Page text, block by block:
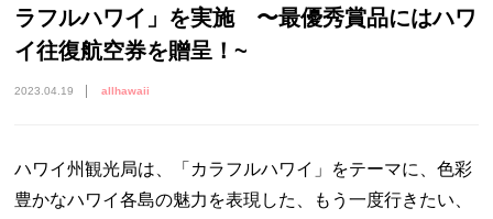
ラフルハワイ」を実施 〜最優秀賞品にはハワ
イ往復航空券を贈呈！~
2023.04.19 allhawaii
ハワイ州観光局は、「カラフルハワイ」をテーマに、色彩
豊かなハワイ各島の魅力を表現した、もう一度行きたい、